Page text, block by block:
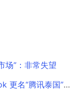
场”：非常失望
名“腾讯泰国”公司